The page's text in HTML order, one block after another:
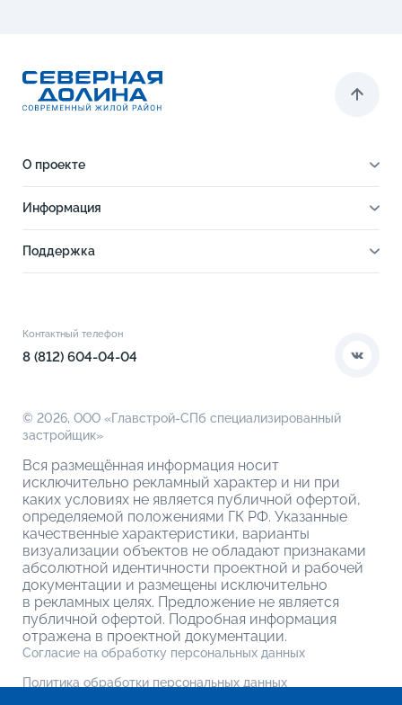
О проекте
Инфраструктура
Благоустройство
Информация
Поддержка
О компании
Контактный телефон
8 (812) 604-04-04
© 2026, ООО «Главстрой-СПб специализированный
застройщик»
Вся размещённая информация носит
исключительно рекламный характер и ни при
каких условиях не является публичной офертой,
определяемой положениями ГК РФ. Указанные
качественные характеристики, варианты
визуализации объектов не обладают признаками
абсолютной идентичности проектной и рабочей
документации и размещены исключительно
в рекламных целях. Предложение не является
публичной офертой. Подробная информация
отражена в проектной документации.
Согласие на обработку персональных данных
Политика обработки персональных данных